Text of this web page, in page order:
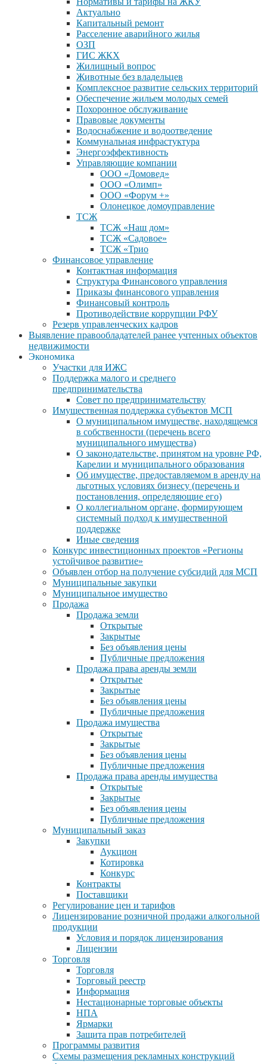
Актуально
Капитальный ремонт
Расселение аварийного жилья
ОЗП
ГИС ЖКХ
Жилищный вопрос
Животные без владельцев
Комплексное развитие сельских территорий
Обеспечение жильем молодых семей
Похоронное обслуживание
Правовые документы
Водоснабжение и водоотведение
Коммунальная инфрастуктура
Энергоэффективность
Управляющие компании
ООО «Домовед»
ООО «Олимп»
ООО «Форум +»
Олонецкое домоуправление
ТСЖ
ТСЖ «Наш дом»
ТСЖ «Садовое»
ТСЖ «Трио
Финансовое управление
Контактная информация
Структура Финансового управления
Приказы финансового управления
Финансовый контроль
Противодействие коррупции РФУ
Резерв управленческих кадров
Выявление правообладателей ранее учтенных объектов
недвижимости
Экономика
Участки для ИЖС
Поддержка малого и среднего
предпринимательства
Совет по предпринимательству
Имущественная поддержка субъектов МСП
О муниципальном имуществе, находящемся
в собственности (перечень всего
муниципального имущества)
О законодательстве, принятом на уровне РФ,
Карелии и муниципального образования
Об имуществе, предоставляемом в аренду на
льготных условиях бизнесу (перечень и
постановления, определяющие его)
О коллегиальном органе, формирующем
системный подход к имущественной
поддержке
Иные сведения
Конкурс инвестиционных проектов «Регионы
устойчивое развитие»
Объявлен отбор на получение субсидий для МСП
Муниципальные закупки
Муниципальное имущество
Продажа
Продажа земли
Открытые
Закрытые
Без объявления цены
Публичные предложения
Продажа права аренды земли
Открытые
Закрытые
Без объявления цены
Публичные предложения
Продажа имущества
Открытые
Закрытые
Без объявления цены
Публичные предложения
Продажа права аренды имущества
Открытые
Закрытые
Без объявления цены
Публичные предложения
Муниципальный заказ
Закупки
Аукцион
Котировка
Конкурс
Контракты
Поставщики
Регулирование цен и тарифов
Лицензирование розничной продажи алкогольной
продукции
Условия и порядок лицензирования
Лицензии
Торговля
Торговля
Торговый реестр
Информация
Нестационарные торговые объекты
НПА
Ярмарки
Защита прав потребителей
Программы развития
Схемы размещения рекламных конструкций